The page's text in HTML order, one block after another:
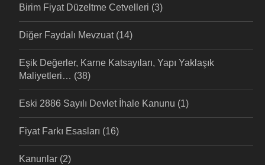
Birim Fiyat Düzeltme Cetvelleri (3)
Diğer Faydalı Mevzuat(14)
Eşik Değerler, Karne Katsayıları, Yapı Yaklaşık
Maliyetleri… (38)
Eski 2886 Sayılı Devlet İhale Kanunu (1)
Fiyat Farkı Esasları (16)
Kanunlar (2)